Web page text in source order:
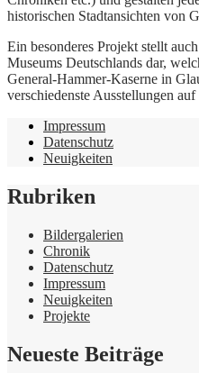
historischen Stadtansichten von
Ein besonderes Projekt stellt
Museums Deutschlands dar,
General-Hammer-Kaserne in
verschiedenste Ausstellungen
Impressum
Datenschutz
Neuigkeiten
Rubriken
Bildergalerien
Chronik
Datenschutz
Impressum
Neuigkeiten
Projekte
Neueste Beiträge